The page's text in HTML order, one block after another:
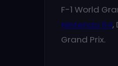
F-1 World
Nintendo 64,
Grand Prix.